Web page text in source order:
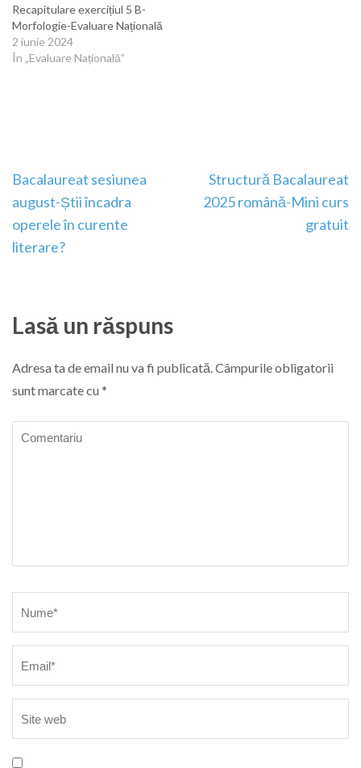
Recapitulare exercițiul 5 B-
Morfologie-Evaluare Națională
2 iunie 2024
În „Evaluare Națională”
Navigare
în
articole
Bacalaureat sesiunea
august-Știi încadra
operele în curente
literare?
Structură Bacalaureat
2025 română-Mini curs
gratuit
Lasă un răspuns
Adresa ta de email nu va fi publicată.Câmpurile obligatorii
sunt marcate cu *
Comentariu